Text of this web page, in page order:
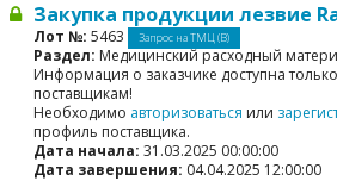
Закупка продукции лезвие
Лот №: 5463 Запрос на ТМЦ (В)
Раздел: Медицинский расходный
Информация о заказчике доступна
поставщикам!
Необходимо авторизоваться или
профиль поставщика.
Дата начала: 31.03.2025 00:00:00
Дата завершения: 04.04.2025 12:00:00